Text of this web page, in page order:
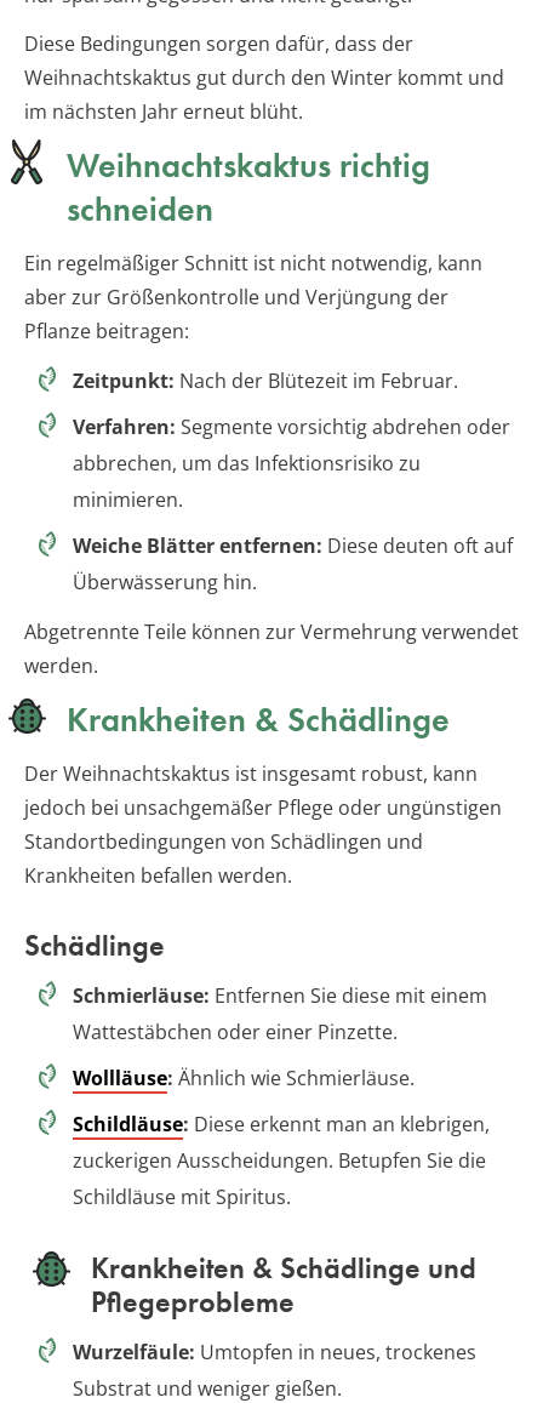
Diese Bedingungen sorgen dafür, dass der
Weihnachtskaktus gut durch den Winter kommt und
im nächsten Jahr erneut blüht.
Weihnachtskaktus richtig
schneiden
Ein regelmäßiger Schnitt ist nicht notwendig, kann
aber zur Größenkontrolle und Verjüngung der
Pflanze beitragen:
Zeitpunkt: Nach der Blütezeit im Februar.
Verfahren: Segmente vorsichtig abdrehen oder
abbrechen, um das Infektionsrisiko zu
minimieren.
Weiche Blätter entfernen: Diese deuten oft auf
Überwässerung hin.
Abgetrennte Teile können zur Vermehrung verwendet
werden.
Krankheiten & Schädlinge
Der Weihnachtskaktus ist insgesamt robust, kann
jedoch bei unsachgemäßer Pflege oder ungünstigen
Standortbedingungen von Schädlingen und
Krankheiten befallen werden.
Schädlinge
Schmierläuse: Entfernen Sie diese mit einem
Wattestäbchen oder einer Pinzette.
Wollläuse: Ähnlich wie Schmierläuse.
Schildläuse: Diese erkennt man an klebrigen,
zuckerigen Ausscheidungen. Betupfen Sie die
Schildläuse mit Spiritus.
Krankheiten & Schädlinge und
Pflegeprobleme
Wurzelfäule: Umtopfen in neues, trockenes
Substrat und weniger gießen.